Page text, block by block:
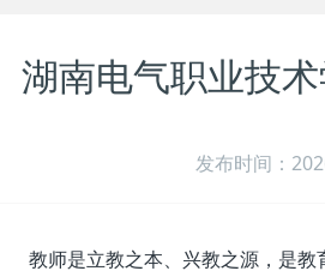
湖南电气职业技
发布时间：
教师是立教之本、兴教之源，是